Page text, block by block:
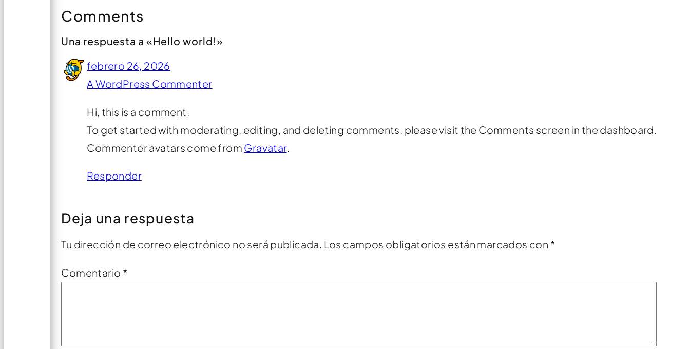
Comments
Una respuesta a «Hello world!»
febrero 26, 2026
A WordPress Commenter
Hi, this is a comment.
To get started with moderating, editing, and deleting comments, please visit the Comments screen in the dashboard.
Commenter avatars come from Gravatar.
Responder
Deja una respuesta
Tu dirección de correo electrónico no será publicada. Los campos obligatorios están marcados con *
Comentario *